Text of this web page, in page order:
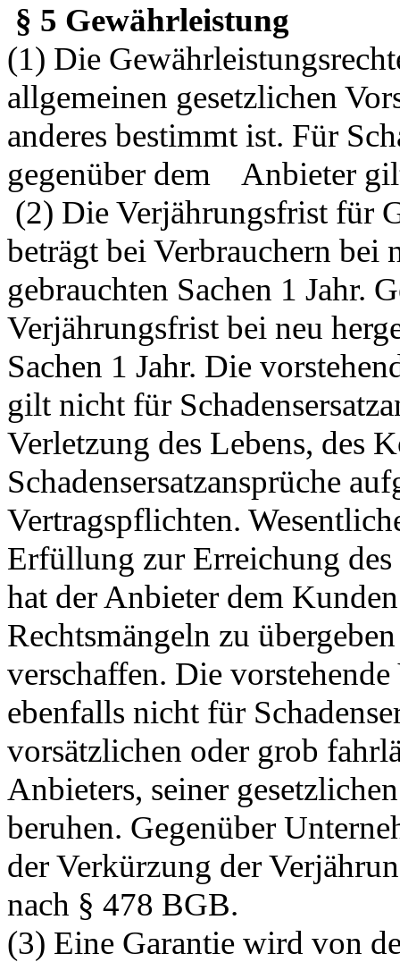
§ 5 Gewährleistung
(1) Die
allgemeinen gesetzlichen
anderes bestimmt ist. Für
gegenüber dem Anbieter
(2) Die Verjährungsfrist für
beträgt bei Verbrauchern bei
gebrauchten Sachen 1 Jahr.
Verjährungsfrist bei neu
Sachen 1 Jahr. Die
gilt nicht für
Verletzung des Lebens, des
Schadensersatzansprüche
Vertragspflichten.
Erfüllung zur Erreichung
hat der Anbieter dem
Rechtsmängeln zu
verschaffen. Die
ebenfalls nicht für
vorsätzlichen oder grob
Anbieters, seiner
beruhen. Gegenüber
der Verkürzung der
nach § 478 BGB.
(3) Eine Garantie wird von